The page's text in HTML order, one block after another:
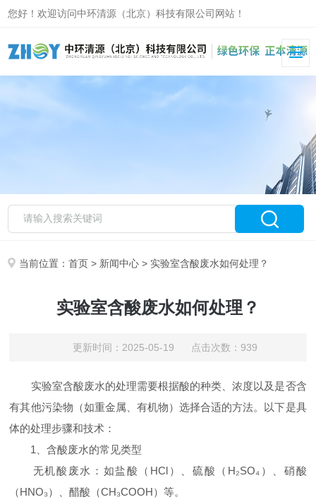
您好！欢迎访问中环清源（北京）科技有限公司网站！
当前位置：首页 > 新闻中心 > 实验室含酸废水如何处理？
实验室含酸废水如何处理？
更新时间：2025-05-19 点击次数：939
实验室含酸废水的处理需要根据酸的种类、浓度以及是否含
有其他污染物（如重金属、有机物）选择合适的方法。以下是具
体的处理步骤和技术：
1、含酸废水的常见类型
无机酸废水：如盐酸（HCl）、硫酸（H₂SO₄）、硝酸
（HNO₃）、醋酸（CH₃COOH）等。